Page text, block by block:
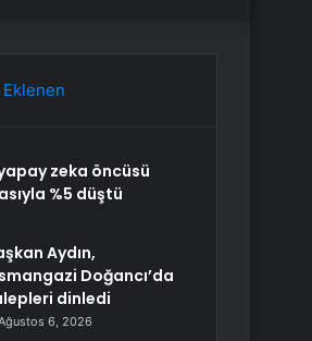
zeka öncüsü
%5 düştü
Aydın,
Doğancı’da
dinledi
6, 2026